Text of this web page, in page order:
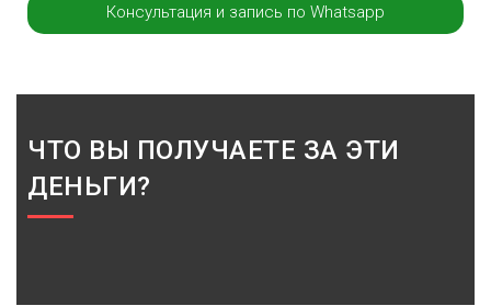
Консультация и запись по Whatsapp
ЧТО ВЫ ПОЛУЧАЕТЕ ЗА ЭТИ
ДЕНЬГИ?